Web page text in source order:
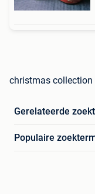
christmas collection
Gerelateerde
Populaire